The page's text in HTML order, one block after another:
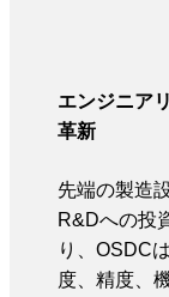
エンジニア
革新
先端の製造
R&Dへの投
り、OSDC
度、精度、